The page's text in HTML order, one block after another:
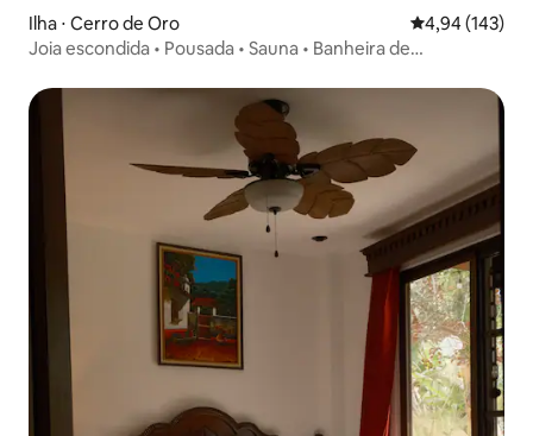
Ilha ⋅ Cerro de Oro 4,94 de uma
4,94 (143)
Joia escondida • Pousada • Sauna • Banheira de